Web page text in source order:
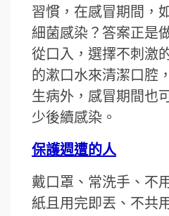
習慣，在感冒期間，
細菌感染？答案正是
從口入，選擇不刺激
的漱口水來清潔口腔
生病外，感冒期間也
少後續感染。
保護週遭的人
戴口罩、常洗手、不
紙且用完即丟、不共